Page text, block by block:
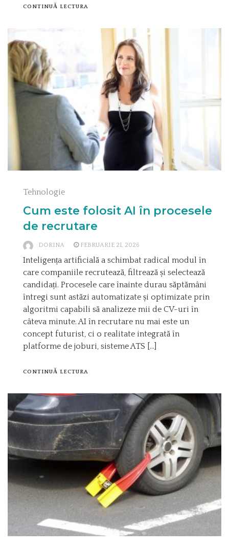
CONTINUĂ LECTURA
Tehnologie
Cum este folosit AI în procesele
de recrutare
DORINA FEBRUARIE 21, 2026
Inteligența artificială a schimbat radical modul în
care companiile recrutează, filtrează și selectează
candidați. Procesele care înainte durau săptămâni
întregi sunt astăzi automatizate și optimizate prin
algoritmi capabili să analizeze mii de CV-uri în
câteva minute. AI în recrutare nu mai este un
concept futurist, ci o realitate integrată în
platforme de joburi, sisteme ATS […]
CONTINUĂ LECTURA